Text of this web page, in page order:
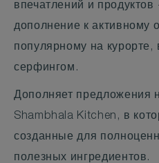
впечатлений и
дополнение к активному
популярному на курорте,
серфингом.
Дополняет предложения
Shambhala Kitchen, в
созданные для
полезных ингредиентов.